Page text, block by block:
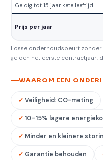
Geldig tot 15 jaar ketelleeftijd
Prijs per jaar
Losse onderhoudsbeurt
gelden het eerste contractjaar,
WAAROM EEN
Veiligheid: CO-meting
10–15% lagere
Minder en kleinere
Garantie behouden